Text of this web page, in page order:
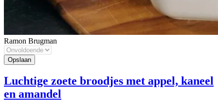
Ramon Brugman
Luchtige zoete broodjes met appel, kaneel
en amandel